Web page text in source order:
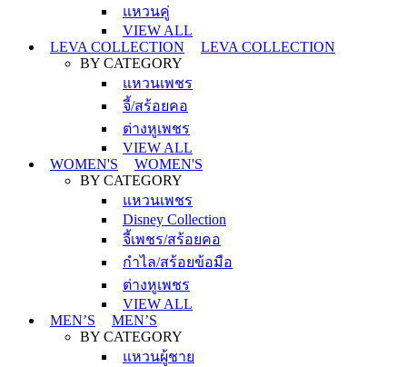
แหวนคู่
VIEW ALL
LEVA COLLECTION
LEVA COLLECTION
BY CATEGORY
แหวนเพชร
จี้/สร้อยคอ
ต่างหูเพชร
VIEW ALL
WOMEN'S
WOMEN'S
BY CATEGORY
แหวนเพชร
Disney Collection
จี้เพชร/สร้อยคอ
กำไล/สร้อยข้อมือ
ต่างหูเพชร
VIEW ALL
MEN’S
MEN’S
BY CATEGORY
แหวนผู้ชาย